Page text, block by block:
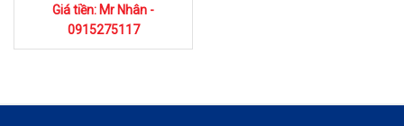
Giá tiền: Mr Nhân -
0915275117